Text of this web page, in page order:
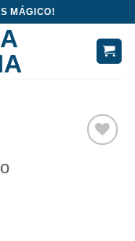
MÁGICO!